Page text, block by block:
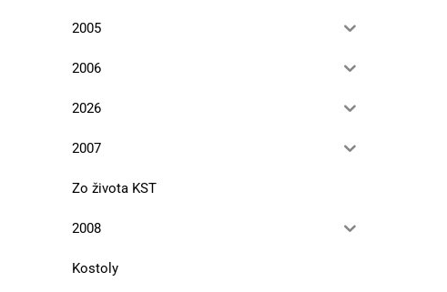
2005
2006
2026
2007
Zo života KST
2008
Kostoly